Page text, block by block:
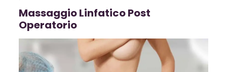
Massaggio Linfatico Post
Operatorio